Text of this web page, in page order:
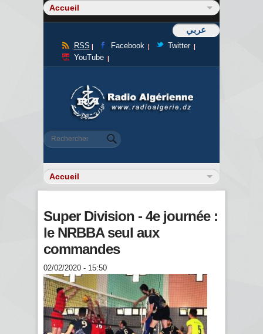
عربي
RSS Facebook
Twitter
YouTube
Formulaire de recherche
Rechercher
Super Division - 4e journée :
le NRBBA seul aux
commandes
02/02/2020 - 15:50